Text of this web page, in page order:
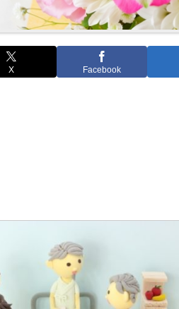
X Facebook